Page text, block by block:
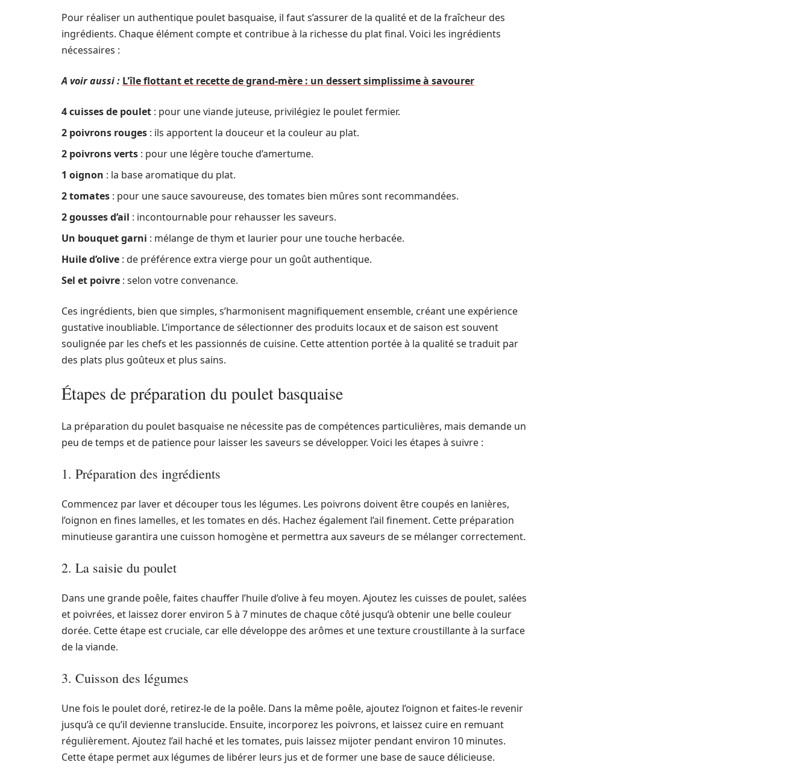
Pour réaliser un authentique poulet basquaise, il faut s’assurer de la qualité et de la fraîcheur des
ingrédients. Chaque élément compte et contribue à la richesse du plat final. Voici les ingrédients
nécessaires :
A voir aussi : L'île flottant et recette de grand-mère : un dessert simplissime à savourer
4 cuisses de poulet : pour une viande juteuse, privilégiez le poulet fermier.
2 poivrons rouges : ils apportent la douceur et la couleur au plat.
2 poivrons verts : pour une légère touche d’amertume.
1 oignon : la base aromatique du plat.
2 tomates : pour une sauce savoureuse, des tomates bien mûres sont recommandées.
2 gousses d’ail : incontournable pour rehausser les saveurs.
Un bouquet garni : mélange de thym et laurier pour une touche herbacée.
Huile d’olive : de préférence extra vierge pour un goût authentique.
Sel et poivre : selon votre convenance.
Ces ingrédients, bien que simples, s’harmonisent magnifiquement ensemble, créant une expérience
gustative inoubliable. L’importance de sélectionner des produits locaux et de saison est souvent
soulignée par les chefs et les passionnés de cuisine. Cette attention portée à la qualité se traduit par
des plats plus goûteux et plus sains.
Étapes de préparation du poulet basquaise
La préparation du poulet basquaise ne nécessite pas de compétences particulières, mais demande un
peu de temps et de patience pour laisser les saveurs se développer. Voici les étapes à suivre :
1. Préparation des ingrédients
Commencez par laver et découper tous les légumes. Les poivrons doivent être coupés en lanières,
l’oignon en fines lamelles, et les tomates en dés. Hachez également l’ail finement. Cette préparation
minutieuse garantira une cuisson homogène et permettra aux saveurs de se mélanger correctement.
2. La saisie du poulet
Dans une grande poêle, faites chauffer l’huile d’olive à feu moyen. Ajoutez les cuisses de poulet, salées
et poivrées, et laissez dorer environ 5 à 7 minutes de chaque côté jusqu’à obtenir une belle couleur
dorée. Cette étape est cruciale, car elle développe des arômes et une texture croustillante à la surface
de la viande.
3. Cuisson des légumes
Une fois le poulet doré, retirez-le de la poêle. Dans la même poêle, ajoutez l’oignon et faites-le revenir
jusqu’à ce qu’il devienne translucide. Ensuite, incorporez les poivrons, et laissez cuire en remuant
régulièrement. Ajoutez l’ail haché et les tomates, puis laissez mijoter pendant environ 10 minutes.
Cette étape permet aux légumes de libérer leurs jus et de former une base de sauce délicieuse.